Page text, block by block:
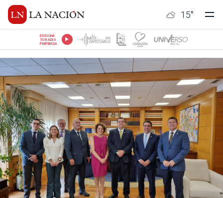
15°
ESCUCHÁ
TU RADIO
PREFERIDA